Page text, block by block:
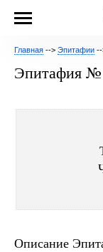
Главная --> Эпитафии
Эпитафия №
Описание